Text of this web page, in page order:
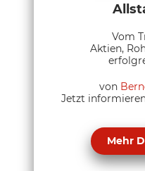
Vom
Aktien,
von
Jetzt
Mehr